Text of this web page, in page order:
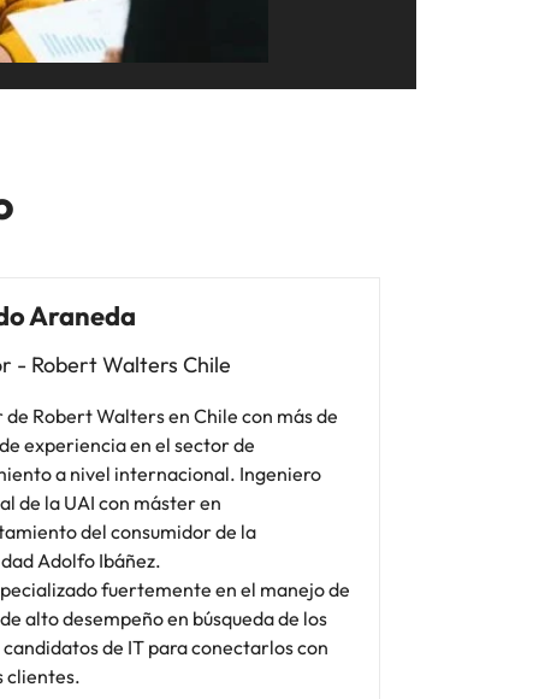
Araneda
- Robert Walters Chile
Robert Walters en Chile con más de
experiencia en el sector de
a nivel internacional. Ingeniero
de la UAI con máster en
del consumidor de la
Adolfo Ibáñez.
fuertemente en el manejo de
alto desempeño en búsqueda de los
de IT para conectarlos con
clientes.